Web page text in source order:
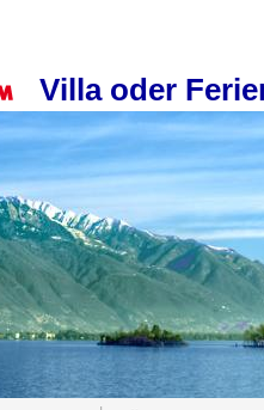
Villa oder